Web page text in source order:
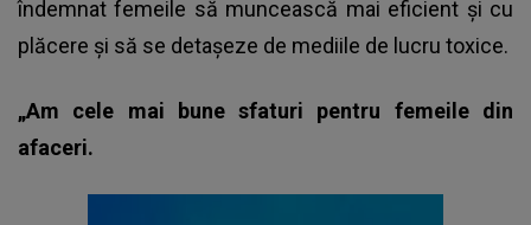
îndemnat femeile să muncească mai eficient și cu
plăcere și să se detașeze de mediile de lucru toxice.
„Am cele mai bune sfaturi pentru femeile din
afaceri.